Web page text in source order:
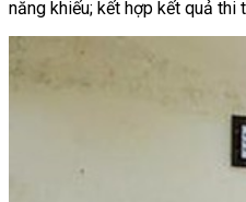
năng khiếu; kết hợp kết quả